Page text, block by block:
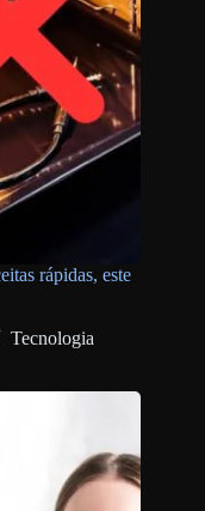
rápidas, este
Tecnologia